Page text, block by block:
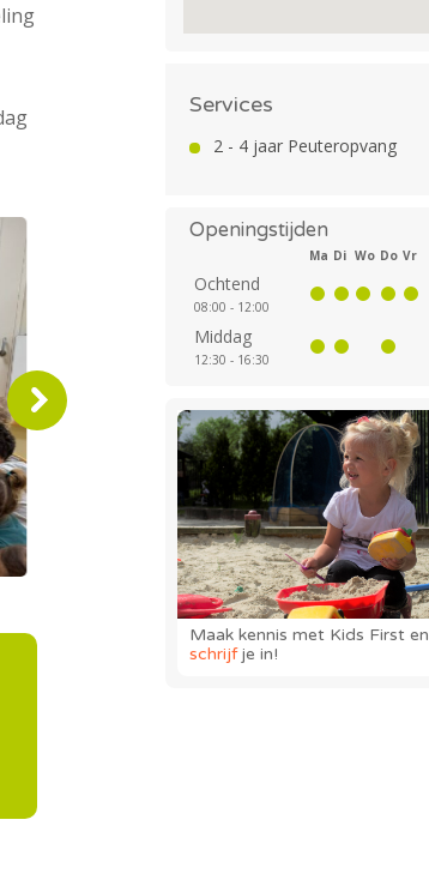
Services
2 - 4 jaar Peuteropvang
Openingstijden
Ma Di Wo Do Vr
Ochtend
08:00 - 12:00
Middag
12:30 - 16:30
Maak kennis met Kids First en
schrijfje in!